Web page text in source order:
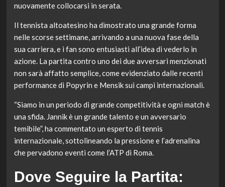
nuovamente collocarsi in serata.
Il tennista altoatesino ha dimostrato una grande forma
nelle scorse settimane, arrivando a una nuova fase della
sua carriera, e i fan sono entusiasti all’idea di vederlo in
azione. La partita contro uno dei due avversari menzionati
non sarà affatto semplice, come evidenziato dalle recenti
performance di Popyrin e Mensik sui campi internazionali.
“Siamo in un periodo di grande competitività e ogni match è
una sfida. Jannik è un grande talento e un avversario
temibile”, ha commentato un esperto di tennis
internazionale, sottolineando la pressione e l’adrenalina
che pervadono eventi come l’ATP di Roma.
Dove Seguire la Partita: